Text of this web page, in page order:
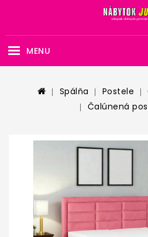
MENU
Spálňa Postele
Čalúnená